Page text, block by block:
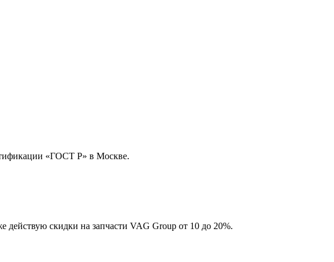
«ГОСТ Р» в Москве.
скидки на запчасти VAG Group от 10 до 20%.